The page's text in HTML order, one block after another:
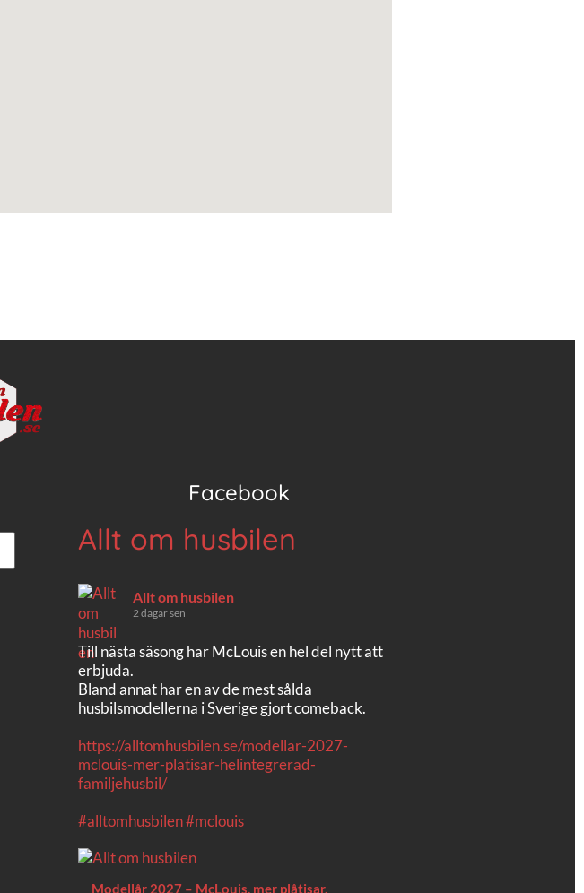
Facebook
Allt om husbilen
Allt om husbilen
2 dagar sen
Till nästa säsong har McLouis en hel del nytt att
erbjuda.
Bland annat har en av de mest sålda
husbilsmodellerna i Sverige gjort comeback.
https://alltomhusbilen.se/modellar-2027-
mclouis-mer-platisar-helintegrerad-
familjehusbil/
#alltomhusbilen#mclouis
Modellår 2027 – McLouis, mer plåtisar,